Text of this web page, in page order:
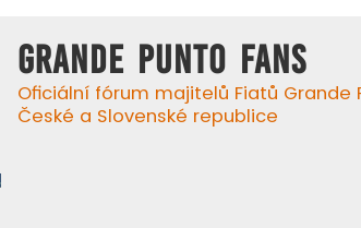
GRANDE PUNTO FANS
Oficiální fórum majitelů Fiatů Grande
České a Slovenské republice